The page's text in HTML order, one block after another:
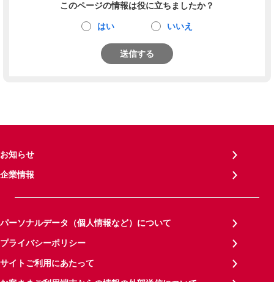
このページの情報は役に立ちましたか？
はい いいえ
送信する
お知らせ
企業情報
パーソナルデータ（個人情報など）について
プライバシーポリシー
サイトご利用にあたって